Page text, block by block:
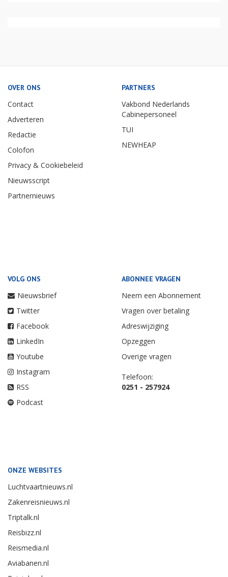
OVER ONS
Contact
Adverteren
Redactie
Colofon
Privacy & Cookiebeleid
Nieuwsscript
Partnernieuws
PARTNERS
Vakbond Nederlands
Cabinepersoneel
TUI
NEWHEAP
VOLG ONS
Nieuwsbrief
Twitter
Facebook
LinkedIn
Youtube
Instagram
RSS
Podcast
ABONNEE VRAGEN
Neem een Abonnement
Vragen over betaling
Adreswijziging
Opzeggen
Overige vragen
Telefoon:
0251 - 257924
ONZE WEBSITES
Luchtvaartnieuws.nl
Zakenreisnieuws.nl
Triptalk.nl
Reisbizz.nl
Reismedia.nl
Aviabanen.nl